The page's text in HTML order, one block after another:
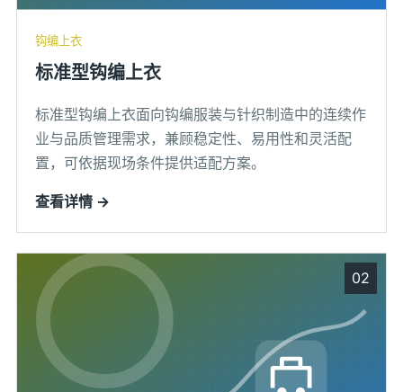
钩编上衣
标准型钩编上衣
标准型钩编上衣面向钩编服装与针织制造中的连续作
业与品质管理需求，兼顾稳定性、易用性和灵活配
置，可依据现场条件提供适配方案。
查看详情 →
02